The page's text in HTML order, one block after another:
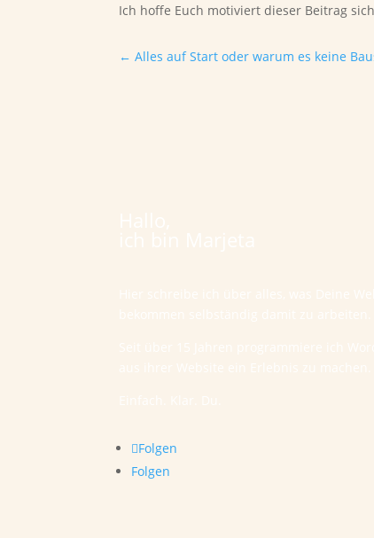
Ich hoffe Euch motiviert dieser Beitrag
←Alles auf Start oder warum es keine
Folgen
Folgen